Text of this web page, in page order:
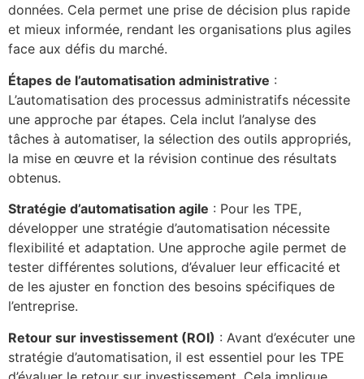
données. Cela permet une prise de décision plus rapide
et mieux informée, rendant les organisations plus agiles
face aux défis du marché.
Étapes de l’automatisation administrative :
L’automatisation des processus administratifs nécessite
une approche par étapes. Cela inclut l’analyse des
tâches à automatiser, la sélection des outils appropriés,
la mise en œuvre et la révision continue des résultats
obtenus.
Stratégie d’automatisation agile : Pour les TPE,
développer une stratégie d’automatisation nécessite
flexibilité et adaptation. Une approche agile permet de
tester différentes solutions, d’évaluer leur efficacité et
de les ajuster en fonction des besoins spécifiques de
l’entreprise.
Retour sur investissement (ROI) : Avant d’exécuter une
stratégie d’automatisation, il est essentiel pour les TPE